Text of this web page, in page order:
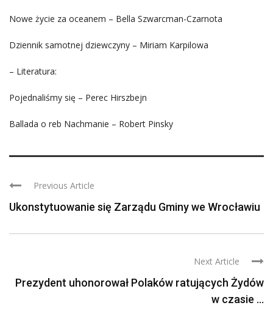
Nowe życie za oceanem – Bella Szwarcman-Czarnota
Dziennik samotnej dziewczyny – Miriam Karpilowa
– Literatura:
Pojednaliśmy się – Perec Hirszbejn
Ballada o reb Nachmanie – Robert Pinsky
Previous Article
Ukonstytuowanie się Zarządu Gminy we Wrocławiu
Next Article
Prezydent uhonorował Polaków ratujących Żydów
w czasie ...